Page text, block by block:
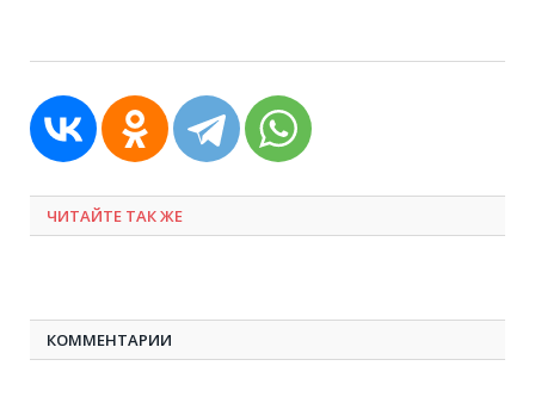
ЧИТАЙТЕ ТАК ЖЕ
КОММЕНТАРИИ